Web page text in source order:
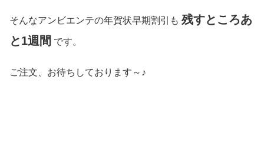
そんなアンビエンテの年賀状早期割引も 残すところあ
と1週間 です。
ご注文、お待ちしております～♪